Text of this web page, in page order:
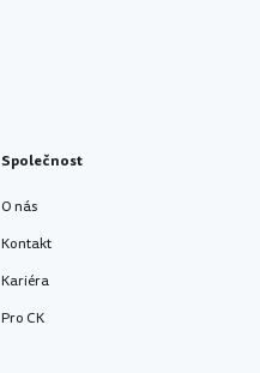
Společnost
O nás
Kontakt
Kariéra
Pro CK